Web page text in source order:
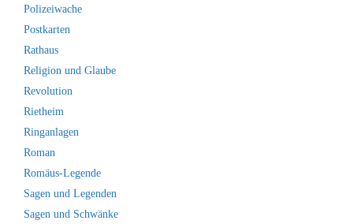
Polizeiwache
Postkarten
Rathaus
Religion und Glaube
Revolution
Rietheim
Ringanlagen
Roman
Romäus-Legende
Sagen und Legenden
Sagen und Schwänke